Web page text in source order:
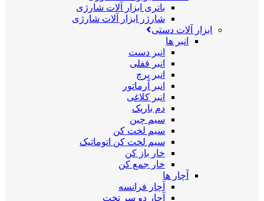
باتری ابزار آلات شارژی
شارژر ابزار آلات شارژی
ابزار آلات دستی
انبر ها
انبر دست
انبر قفلی
انبر پرچ
انبر آرماتور
انبر کلاغی
دم باریک
سیم چین
سیم لخت کن
سیم لخت کن اتوماتیک
خار باز کن
خار جمع کن
آچار ها
آچار فرانسه
آچار دو سر تخت